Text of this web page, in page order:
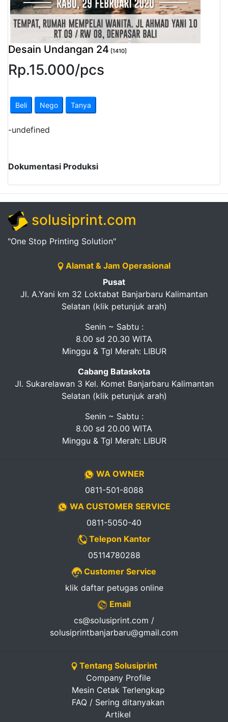
Desain Undangan 24 [1410]
Rp.15.000/pcs
Beli Nego Tanya
-undefined
Dokumentasi Produksi
solusiprint.com
"One Stop Printing Solution"
Alamat & Jam Operasional
Pusat
Jl. A.Yani km 32 Loktabat Banjarbaru Kalimantan
Selatan (klik petunjuk arah)
Senin ~ Sabtu :
8.00 sd 20.30 WITA
Minggu & Tgl Merah: LIBUR
Cabang Bataskota
Jl. Sukarelawan 3 Kel. Komet Banjarbaru Kalimantan
Selatan (klik petunjuk arah)
Senin ~ Sabtu :
8.00 sd 20.00 WITA
Minggu & Tgl Merah: LIBUR
WA OWNER
0811-501-8088
WA CUSTOMER SERVICE
0811-5050-40
Telepon Kantor
05114780288
Customer Service
klik daftar petugas online
Email
cs@solusiprint.com /
solusiprintbanjarbaru@gmail.com
Tentang Solusiprint
Company Profile
Mesin Cetak Terlengkap
FAQ / Sering ditanyakan
Artikel